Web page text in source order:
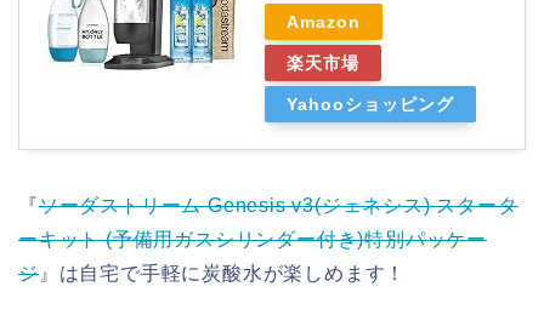
Amazon
楽天市場
Yahooショッピング
『ソーダストリーム Genesis v3(ジェネシス) スタータ
ーキット (予備用ガスシリンダー付き)特別パッケー
ジ』は自宅で手軽に炭酸水が楽しめます！